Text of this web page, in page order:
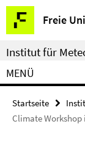
Springe
direkt
zu
Inhalt
Freie
Service-
Navigation
Institut für
MENÜ
Startseite
Climate Workshop